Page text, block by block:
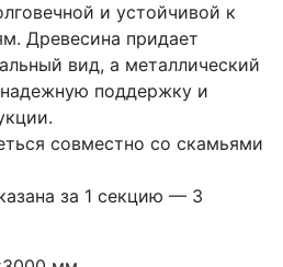
и устойчивой к
Древесина придает
вид, а металлический
поддержку и
совместно со скамьями
за 1 секцию — 3